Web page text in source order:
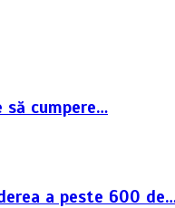
să cumpere…
a peste 600